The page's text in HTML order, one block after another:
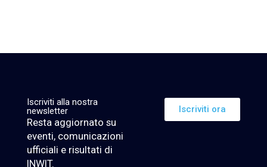
Iscriviti alla nostra
newsletter
Resta aggiornato su
eventi, comunicazioni
ufficiali e risultati di
INWIT.
Iscriviti ora